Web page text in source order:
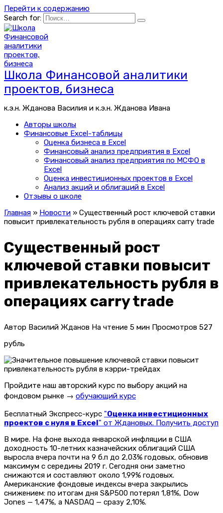
Перейти к содержанию
Search for:
Школа Финансовой аналитики
проектов, бизнеса
к.э.н. Жданова Василия и к.э.н. Жданова Ивана
Авторы школы
Финансовые Excel-таблицы
Оценка бизнеса в Excel
Финансовый анализ предприятия в Excel
Финансовый анализ предприятия по МСФО в
Excel
Оценка инвестиционных проектов в Excel
Анализ акций и облигаций в Excel
Отзывы о школе
Главная » Новости » Существенный рост ключевой ставки
повысит привлекательность рубля в операциях carry trade
Существенный рост
ключевой ставки повысит
привлекательность рубля в
операциях carry trade
Автор Василий Жданов На чтение 5 мин Просмотров 527
рубль
Пройдите наш авторский курс по выбору акций на
фондовом рынке → обучающий курс
Бесплатный Экспресс-курс "Оценка инвестиционных
проектов с нуля в Excel" от Ждановых. Получить доступ
В мире. На фоне выхода январской инфляции в США
доходность 10-летних казначейских облигаций США
выросла вчера почти на 9 б.п до 2,03% годовых, обновив
максимум с середины 2019 г. Сегодня они заметно
снижаются и составляют около 1,99% годовых.
Американские фондовые индексы вчера закрылись
снижением: по итогам дня S&P500 потерял 1,81%, Dow
Jones — 1,47%, а NASDAQ — сразу 2,10%.